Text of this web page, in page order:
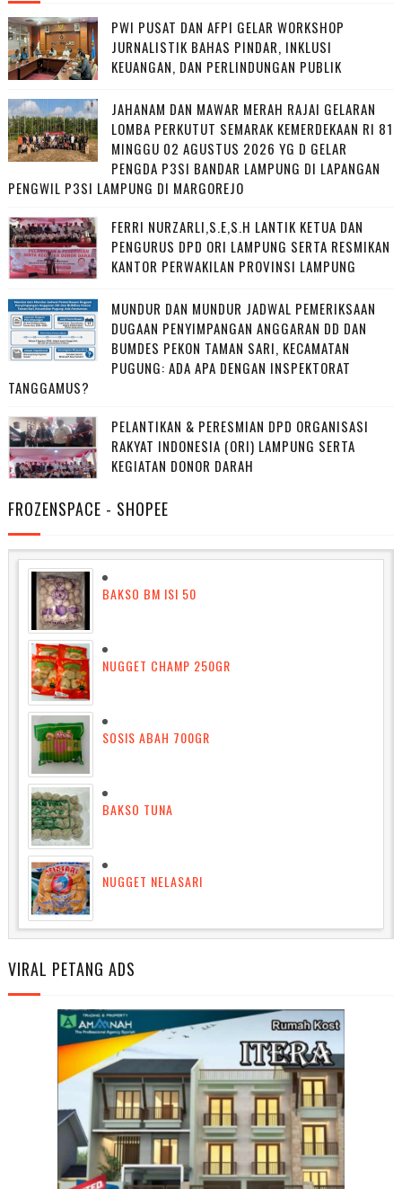
PWI PUSAT DAN AFPI GELAR WORKSHOP
JURNALISTIK BAHAS PINDAR, INKLUSI
KEUANGAN, DAN PERLINDUNGAN PUBLIK
JAHANAM DAN MAWAR MERAH RAJAI GELARAN
LOMBA PERKUTUT SEMARAK KEMERDEKAAN RI 81
MINGGU 02 AGUSTUS 2026 YG D GELAR
PENGDA P3SI BANDAR LAMPUNG DI LAPANGAN
PENGWIL P3SI LAMPUNG DI MARGOREJO
FERRI NURZARLI,S.E,S.H LANTIK KETUA DAN
PENGURUS DPD ORI LAMPUNG SERTA RESMIKAN
KANTOR PERWAKILAN PROVINSI LAMPUNG
MUNDUR DAN MUNDUR JADWAL PEMERIKSAAN
DUGAAN PENYIMPANGAN ANGGARAN DD DAN
BUMDES PEKON TAMAN SARI, KECAMATAN
PUGUNG: ADA APA DENGAN INSPEKTORAT
TANGGAMUS?
PELANTIKAN & PERESMIAN DPD ORGANISASI
RAKYAT INDONESIA (ORI) LAMPUNG SERTA
KEGIATAN DONOR DARAH
FROZENSPACE - SHOPEE
BAKSO BM ISI 50
NUGGET CHAMP 250GR
SOSIS ABAH 700GR
BAKSO TUNA
NUGGET NELASARI
VIRAL PETANG ADS